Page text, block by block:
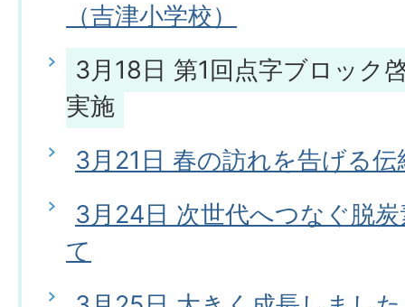
（吉津小学校）
3月18日 第1回点字ブロック
実施
3月21日 春の訪れを告げる
3月24日 次世代へつなぐ脱
て